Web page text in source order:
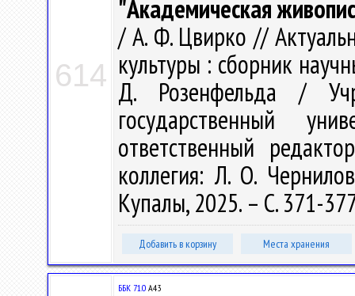
614
"Академическая
/ А. Ф. Цвирко //
культуры : сборник
Д. Розенфельда /
государственный
ответственный
коллегия: Л. О.
Купалы, 2025. – С. 371-
Добавить в корзину Места хранения
ББК 71.0 А43